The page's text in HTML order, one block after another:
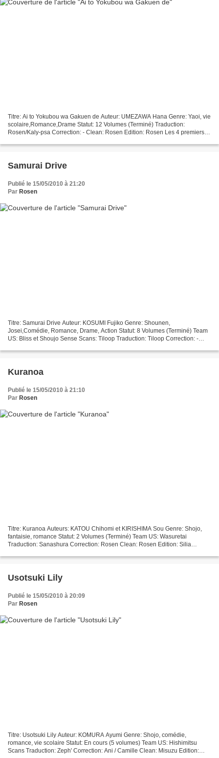
Titre: Ai to Yokubou wa Gakuen de Auteur: UMEZAWA Hana Genre: Yaoi, vie
scolaire,Romance,Drame Statut: 12 Volumes (Terminé) Traduction:
Rosen/Kaly-psa Correction: - Clean: Rosen Edition: Rosen Les 4 premiers
Samurai Drive
Publié le 15/05/2010 à 21:20
Par Rosen
Titre: Samurai Drive Auteur: KOSUMI Fujiko Genre: Shounen,
Josei,Comédie, Romance, Drame, Action Statut: 8 Volumes (Terminé) Team
US: Bliss et Shoujo Sense Scans: Tiloop Traduction: Tiloop Correction: -
Kuranoa
Publié le 15/05/2010 à 21:10
Par Rosen
Titre: Kuranoa Auteurs: KATOU Chihomi et KIRISHIMA Sou Genre: Shojo,
fantaisie, romance Statut: 2 Volumes (Terminé) Team US: Wasuretai
Traduction: Sanashura Correction: Rosen Clean: Rosen Edition: Silia
Usotsuki Lily
Publié le 15/05/2010 à 20:09
Par Rosen
Titre: Usotsuki Lily Auteur: KOMURA Ayumi Genre: Shojo, comédie,
romance, vie scolaire Statut: En cours (5 volumes) Team US: Hishimitsu
Scans Traduction: Zeph' Correction: Ani / Camille Clean: Misuzu Edition: